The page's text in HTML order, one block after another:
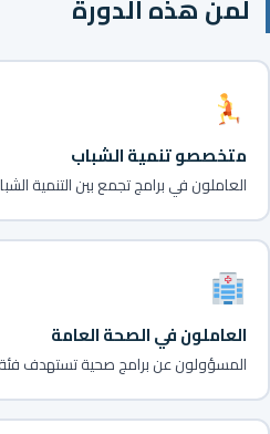
لمن هذه الدورة
متخصصو تنمية الشباب
العاملون في برامج تجمع بين التنمية
العاملون في الصحة العامة
المسؤولون عن برامج صحية تستهدف فئة